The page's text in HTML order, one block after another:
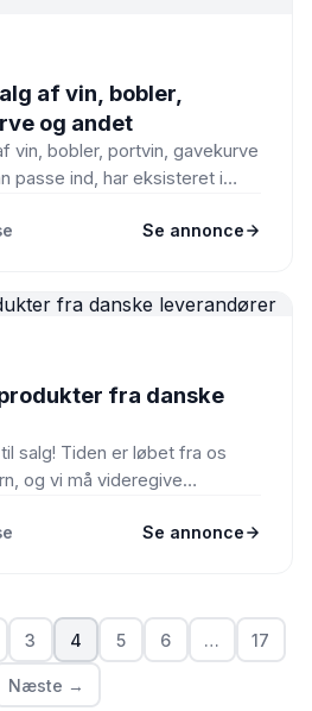
af vin, bobler,
og andet
vin, bobler, portvin, gavekurve
passe ind, har eksisteret i…
Se annonce
fra danske
salg! Tiden er løbet fra os
og vi må videregive
Se annonce
3 4 5 6 … 17
Næste →